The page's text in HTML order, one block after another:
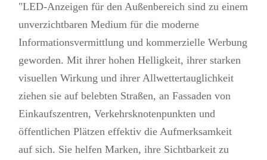
"LED-Anzeigen für den Außenbereich sind zu einem
unverzichtbaren Medium für die moderne
Informationsvermittlung und kommerzielle Werbung
geworden. Mit ihrer hohen Helligkeit, ihrer starken
visuellen Wirkung und ihrer Allwettertauglichkeit
ziehen sie auf belebten Straßen, an Fassaden von
Einkaufszentren, Verkehrsknotenpunkten und
öffentlichen Plätzen effektiv die Aufmerksamkeit
auf sich. Sie helfen Marken, ihre Sichtbarkeit zu